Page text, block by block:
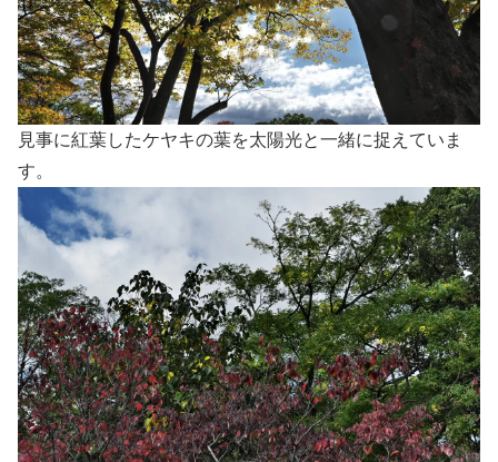
見事に紅葉したケヤキの葉を太陽光と一緒に捉えていま
す。